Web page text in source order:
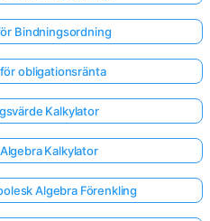
Bindningsordning
obligationsränta
Kalkylator
Kalkylator
Algebra Förenkling